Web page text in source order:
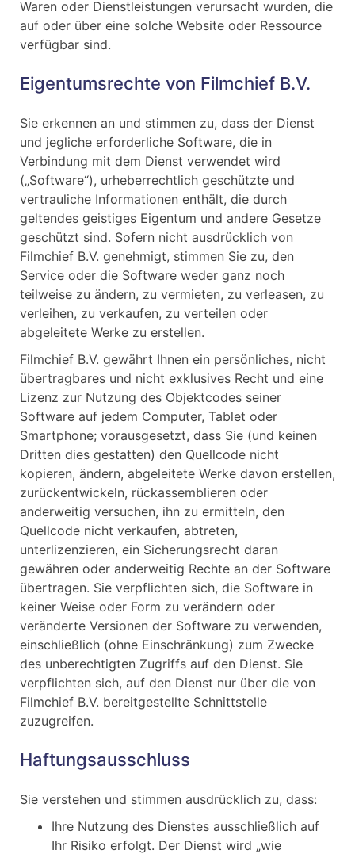
Waren oder Dienstleistungen verursacht wurden, die
auf oder über eine solche Website oder Ressource
verfügbar sind.
Eigentumsrechte von Filmchief B.V.
Sie erkennen an und stimmen zu, dass der Dienst
und jegliche erforderliche Software, die in
Verbindung mit dem Dienst verwendet wird
(„Software“), urheberrechtlich geschützte und
vertrauliche Informationen enthält, die durch
geltendes geistiges Eigentum und andere Gesetze
geschützt sind. Sofern nicht ausdrücklich von
Filmchief B.V. genehmigt, stimmen Sie zu, den
Service oder die Software weder ganz noch
teilweise zu ändern, zu vermieten, zu verleasen, zu
verleihen, zu verkaufen, zu verteilen oder
abgeleitete Werke zu erstellen.
Filmchief B.V. gewährt Ihnen ein persönliches, nicht
übertragbares und nicht exklusives Recht und eine
Lizenz zur Nutzung des Objektcodes seiner
Software auf jedem Computer, Tablet oder
Smartphone; vorausgesetzt, dass Sie (und keinen
Dritten dies gestatten) den Quellcode nicht
kopieren, ändern, abgeleitete Werke davon erstellen,
zurückentwickeln, rückassemblieren oder
anderweitig versuchen, ihn zu ermitteln, den
Quellcode nicht verkaufen, abtreten,
unterlizenzieren, ein Sicherungsrecht daran
gewähren oder anderweitig Rechte an der Software
übertragen. Sie verpflichten sich, die Software in
keiner Weise oder Form zu verändern oder
veränderte Versionen der Software zu verwenden,
einschließlich (ohne Einschränkung) zum Zwecke
des unberechtigten Zugriffs auf den Dienst. Sie
verpflichten sich, auf den Dienst nur über die von
Filmchief B.V. bereitgestellte Schnittstelle
zuzugreifen.
Haftungsausschluss
Sie verstehen und stimmen ausdrücklich zu, dass:
Ihre Nutzung des Dienstes ausschließlich auf
Ihr Risiko erfolgt. Der Dienst wird „wie